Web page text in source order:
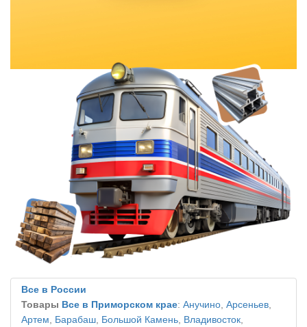
Все в России
Товары Все в Приморском крае: Анучино, Арсеньев,
Артем, Барабаш, Большой Камень, Владивосток,